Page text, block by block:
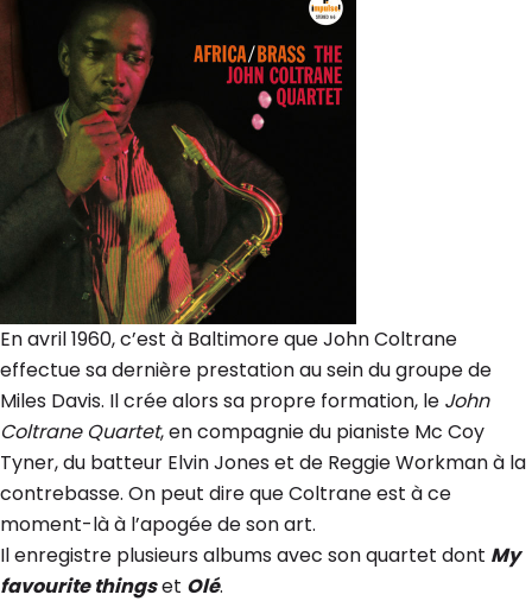
En avril 1960, c’est à Baltimore que John Coltrane
effectue sa dernière prestation au sein du groupe de
Miles Davis. Il crée alors sa propre formation, le John
Coltrane Quartet, en compagnie du pianiste Mc Coy
Tyner, du batteur Elvin Jones et de Reggie Workman à la
contrebasse. On peut dire que Coltrane est à ce
moment-là à l’apogée de son art.
Il enregistre plusieurs albums avec son quartet dont My
favourite thingset Olé.